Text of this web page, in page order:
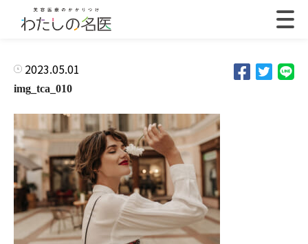
2023.05.01
img_tca_010